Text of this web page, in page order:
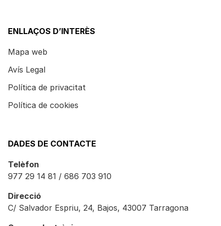
ENLLAÇOS D’INTERÈS
Mapa web
Avís Legal
Política de privacitat
Política de cookies
DADES DE CONTACTE
Telèfon
977 29 14 81 / 686 703 910
Direcció
C/ Salvador Espriu, 24, Bajos, 43007 Tarragona